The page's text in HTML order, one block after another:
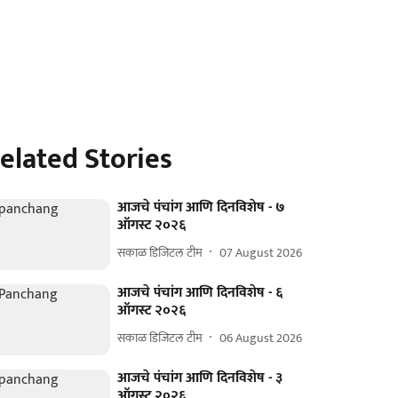
Stories
आजचे पंचांग आणि दिनविशेष - ७
ऑगस्ट २०२६
सकाळ डिजिटल टीम 07 August 2026
आजचे पंचांग आणि दिनविशेष - ६
ऑगस्ट २०२६
सकाळ डिजिटल टीम 06 August 2026
आजचे पंचांग आणि दिनविशेष - ३